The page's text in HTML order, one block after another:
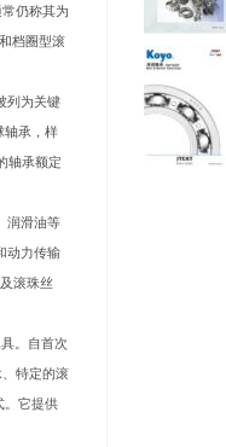
仍称其为
档圈型滚
列为关键
承，样
轴承额定
润滑油等
动力传输
滚珠丝
。自首次
特定的滚
。它提供